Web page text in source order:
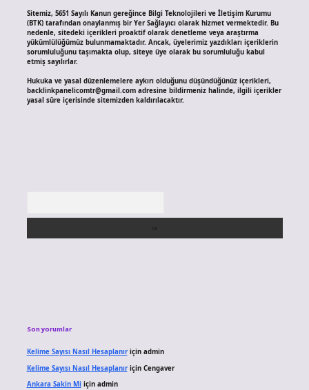
Sitemiz, 5651 Sayılı Kanun gereğince Bilgi Teknolojileri ve İletişim Kurumu
(BTK) tarafından onaylanmış bir Yer Sağlayıcı olarak hizmet vermektedir. Bu
nedenle, sitedeki içerikleri proaktif olarak denetleme veya araştırma
yükümlülüğümüz bulunmamaktadır. Ancak, üyelerimiz yazdıkları içeriklerin
sorumluluğunu taşımakta olup, siteye üye olarak bu sorumluluğu kabul
etmiş sayılırlar.
Hukuka ve yasal düzenlemelere aykırı olduğunu düşündüğünüz içerikleri,
backlinkpanelicomtr@gmail.comadresine bildirmeniz halinde, ilgili içerikler
yasal süre içerisinde sitemizden kaldırılacaktır.
Son yorumlar
Kelime Sayısı Nasıl Hesaplanıriçin admin
Kelime Sayısı Nasıl Hesaplanıriçin Cengaver
Ankara Sakin Miiçin admin